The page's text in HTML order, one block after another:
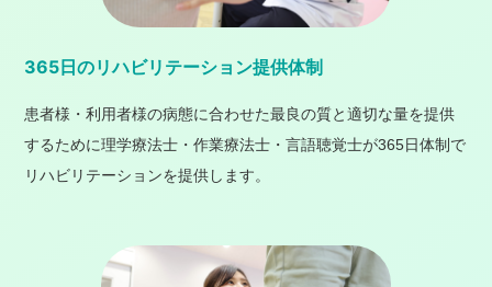
365日のリハビリテーション提供体制
患者様・利用者様の病態に合わせた最良の質と適切な量を提供
するために理学療法士・作業療法士・言語聴覚士が365日体制で
リハビリテーションを提供します。